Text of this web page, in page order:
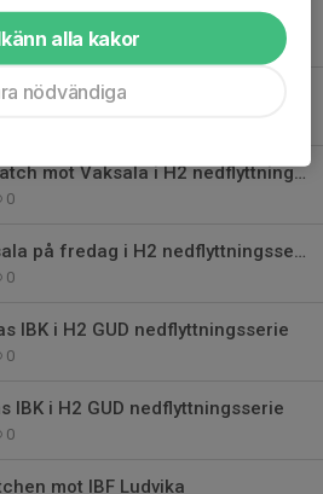
0
Förlust i jämn match mot Vaksala i H2 nedflyttningsserie
0
Match mot Vaksala på fredag i H2 nedflyttningsserie
0
IBK i H2 GUD nedflyttningsserie
0
IBK i H2 GUD nedflyttningsserie
0
mot IBF Ludvika
alla kakor
nödvändiga